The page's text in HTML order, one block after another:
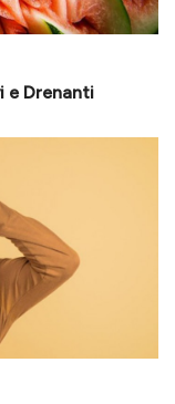
e Drenanti